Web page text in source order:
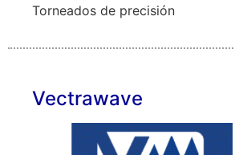
Torneados de precisión
Vectrawave